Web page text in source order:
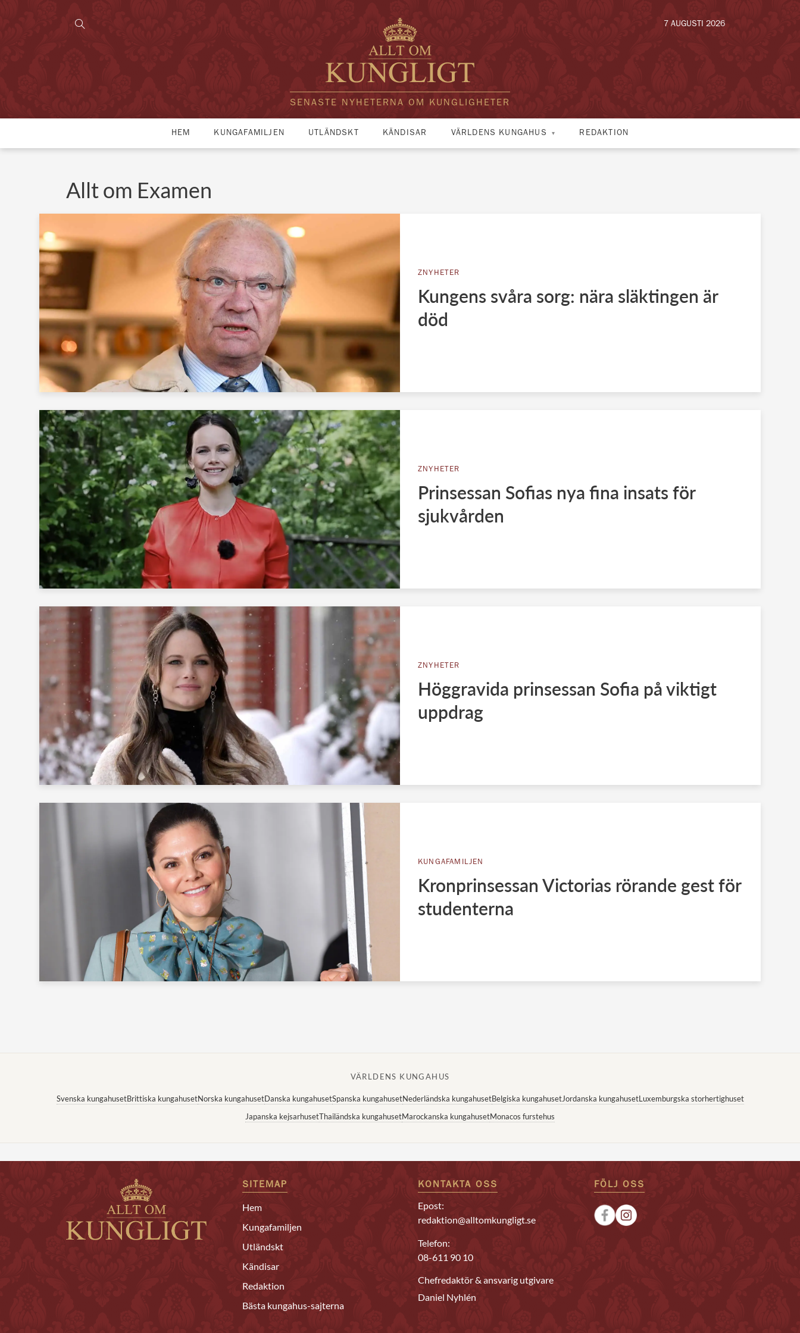
SENASTE NYHETERNA OM KUNGLIGHETER
7 AUGUSTI 2026
HEM KUNGAFAMILJEN UTLÄNDSKT KÄNDISAR VÄRLDENS KUNGAHUS REDAKTION
Allt om Examen
ZNYHETER
Kungens svåra sorg: nära släktingen är
död
ZNYHETER
Prinsessan Sofias nya fina insats för
sjukvården
ZNYHETER
Höggravida prinsessan Sofia på viktigt
uppdrag
KUNGAFAMILJEN
Kronprinsessan Victorias rörande gest för
studenterna
VÄRLDENS KUNGAHUS
Svenska kungahusetBrittiska kungahusetNorska kungahusetDanska kungahusetSpanska kungahusetNederländska kungahusetBelgiska kungahusetJordanska kungahusetLuxemburgska storhertighuset
Japanska kejsarhusetThailändska kungahusetMarockanska kungahusetMonacos furstehus
SITEMAP
Hem
Kungafamiljen
Utländskt
Kändisar
Redaktion
Bästa kungahus-sajterna
KONTAKTA OSS
Epost:
redaktion@alltomkungligt.se
Telefon:
08-611 90 10
Chefredaktör & ansvarig utgivare
Daniel Nyhlén
FÖLJ OSS